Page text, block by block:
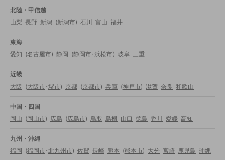
北陸・甲信越
山梨 長野 新潟 (新潟市) 石川 富山 福井
東海
愛知 (名古屋市) 静岡 (静岡市・浜松市) 岐阜 三重
近畿
大阪 (大阪市・堺市) 京都 (京都市) 兵庫 (神戸市) 滋賀 奈良 和歌山
中国・四国
岡山 (岡山市) 広島 (広島市) 鳥取 島根 山口 徳島 香川 愛媛 高知
九州・沖縄
福岡 (福岡市・北九州市) 佐賀 長崎 熊本 (熊本市) 大分 宮崎 鹿児島 沖縄